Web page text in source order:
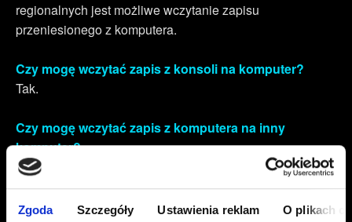
Zgoda Szczegóły Ustawienia reklam O plikach
regionalnych jest możliwe wczytanie zapisu
przeniesionego z komputera.
Czy mogę wczytać zapis z konsoli na komputer?
Tak.
Czy mogę wczytać zapis z komputera na inny
komputer?
Tak.
Czy mogę wczytać zapis z konsoli na inną konsolę?